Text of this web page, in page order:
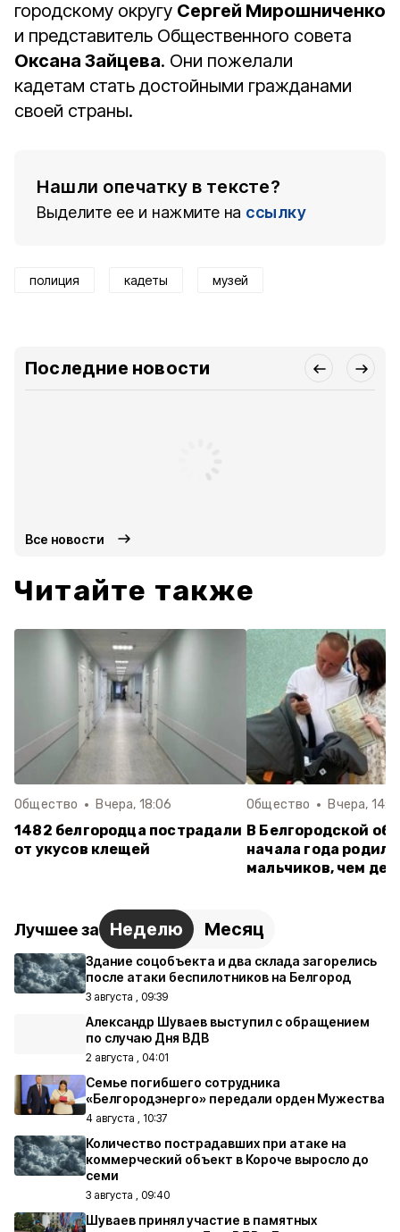
городскому округу Сергей Мирошниченко
и представитель Общественного совета
Оксана Зайцева. Они пожелали
кадетам стать достойными гражданами
своей страны.
Нашли опечатку в тексте?
Выделите ее и нажмите на ссылку
полиция кадеты музей
Последние новости
Все новости
Читайте также
Общество Вчера, 18:06
1482 белгородца пострадали
от укусов клещей
Общество Вчера,
В Белгородской
начала года
мальчиков, чем
Лучшее за Неделю Месяц
Здание соцобъекта и два склада загорелись
после атаки беспилотников на Белгород
3 августа , 09:39
Александр Шуваев выступил с обращением
по случаю Дня ВДВ
2 августа , 04:01
Семье погибшего сотрудника
«Белгородэнерго» передали орден Мужества
4 августа , 10:37
Количество пострадавших при атаке на
коммерческий объект в Короче выросло до
семи
3 августа , 09:40
Шуваев принял участие в памятных